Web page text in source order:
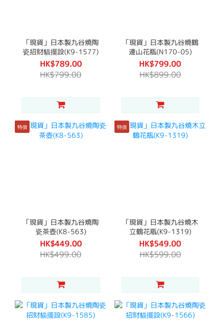
「現貨」日本製九谷燒陶
瓷招財貓擺設(K9-1577)
HK$789.00
HK$799.00
「現貨」日本製九谷燒鶴
連山花瓶(N170-05)
HK$799.00
HK$899.00
特價
「現貨」日本製九谷燒陶
瓷茶壺(K8-563)
HK$449.00
HK$499.00
特價
「現貨」日本製九谷燒木
立鶴花瓶(K9-1319)
HK$549.00
HK$599.00